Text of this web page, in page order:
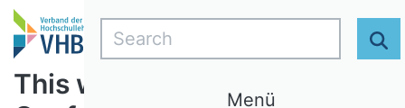
This was the VHB
Search
Menü